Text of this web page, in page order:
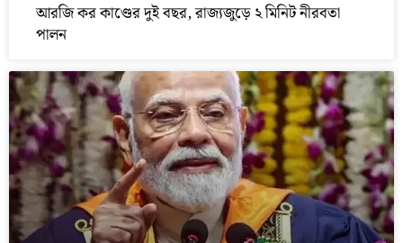
আরজি কর কাণ্ডের দুই বছর, রাজ্যজুড়ে ২ মিনিট নীরবতা
পালন